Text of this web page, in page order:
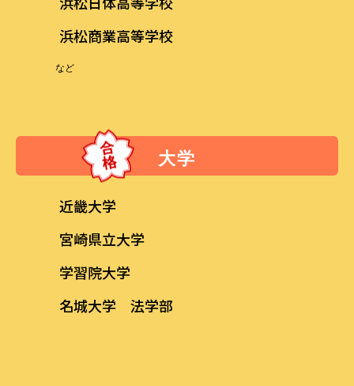
浜松商業高等学校
など
大学
近畿大学
宮崎県立大学
学習院大学
名城大学 法学部